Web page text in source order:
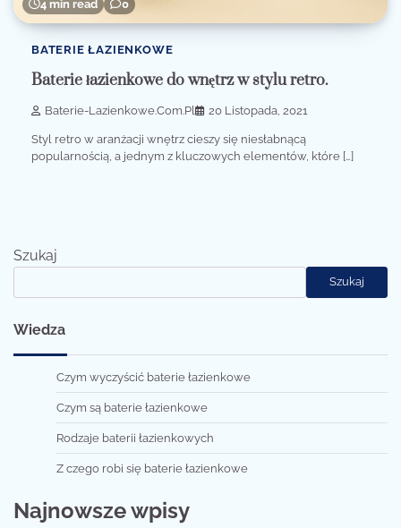
4 min read 0
BATERIE ŁAZIENKOWE
Baterie łazienkowe do wnętrz w stylu retro.
Baterie-Lazienkowe.com.pl 20 Listopada, 2021
Styl retro w aranżacji wnętrz cieszy się niesłabnącą
popularnością, a jednym z kluczowych elementów, które […]
Szukaj
Szukaj
Wiedza
Czym wyczyścić baterie łazienkowe
Czym są baterie łazienkowe
Rodzaje baterii łazienkowych
Z czego robi się baterie łazienkowe
Najnowsze wpisy